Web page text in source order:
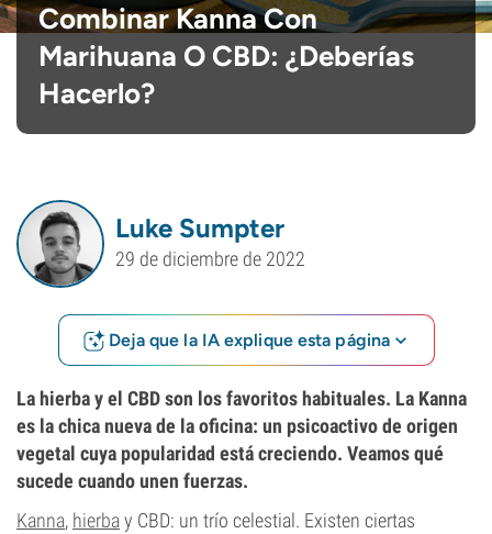
Combinar Kanna Con
Marihuana O CBD: ¿Deberías
Hacerlo?
Luke Sumpter
29 de diciembre de 2022
Deja que la IA explique esta página
La hierba y el CBD son los favoritos habituales. La Kanna
es la chica nueva de la oficina: un psicoactivo de origen
vegetal cuya popularidad está creciendo. Veamos qué
sucede cuando unen fuerzas.
Kanna, hierbay CBD: un trío celestial. Existen ciertas